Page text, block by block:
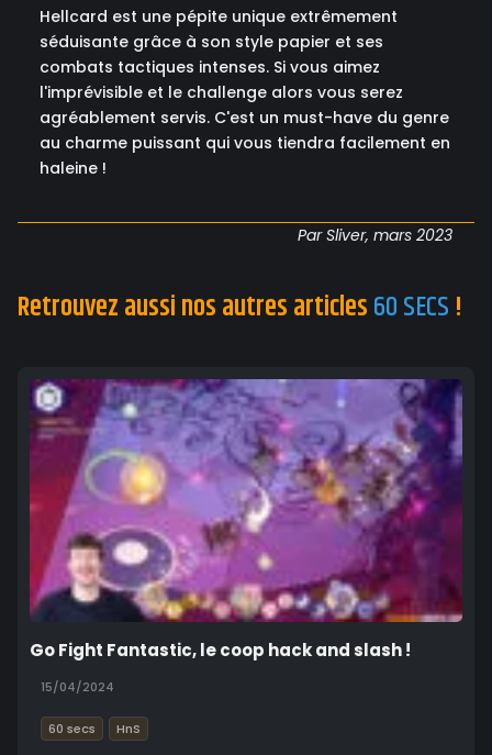
Hellcard est une pépite unique extrêmement
séduisante grâce à son style papier et ses
combats tactiques intenses. Si vous aimez
l'imprévisible et le challenge alors vous serez
agréablement servis. C'est un must-have du genre
au charme puissant qui vous tiendra facilement en
haleine !
Par Sliver, mars 2023
Retrouvez aussi nos autres articles60 SECS !
Go Fight Fantastic, le coop hack and slash !
15/04/2024
60 secs HnS